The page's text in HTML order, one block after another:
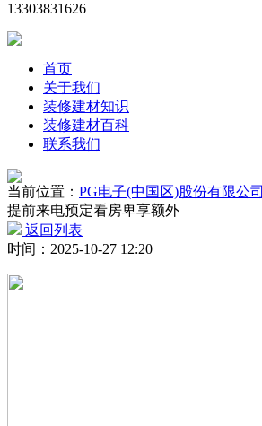
13303831626
首页
关于我们
装修建材知识
装修建材百科
联系我们
当前位置： PG电子(中国区)股份有限公司
提前来电预定看房卑享额外
返回列表
时间：2025-10-27 12:20